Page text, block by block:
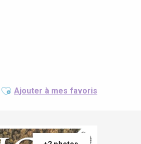
Ajouter aux favoris
Ajouter à mes favoris